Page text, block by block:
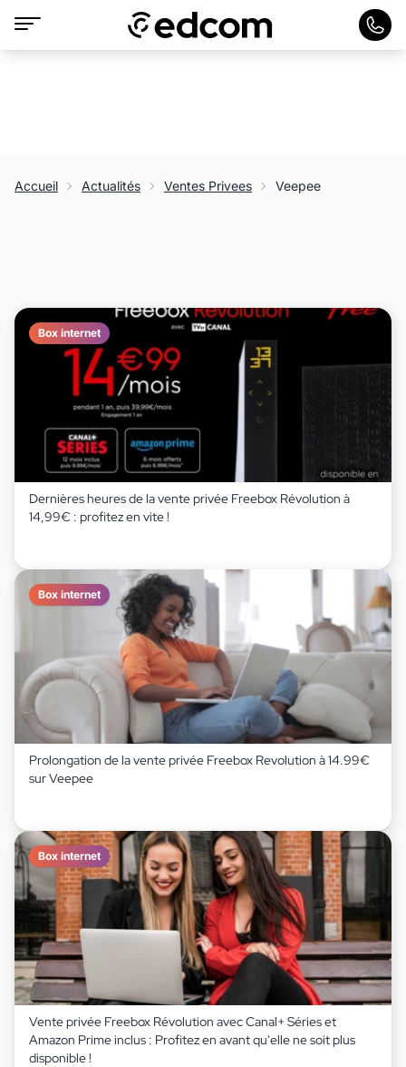
Accueil Actualités Ventes Privees Veepee
Box internet
Dernières heures de la vente privée Freebox Révolution à
14,99€ : profitez en vite !
Box internet
Prolongation de la vente privée Freebox Revolution à 14.99€
sur Veepee
Box internet
Vente privée Freebox Révolution avec Canal+ Séries et
Amazon Prime inclus : Profitez en avant qu'elle ne soit plus
disponible !